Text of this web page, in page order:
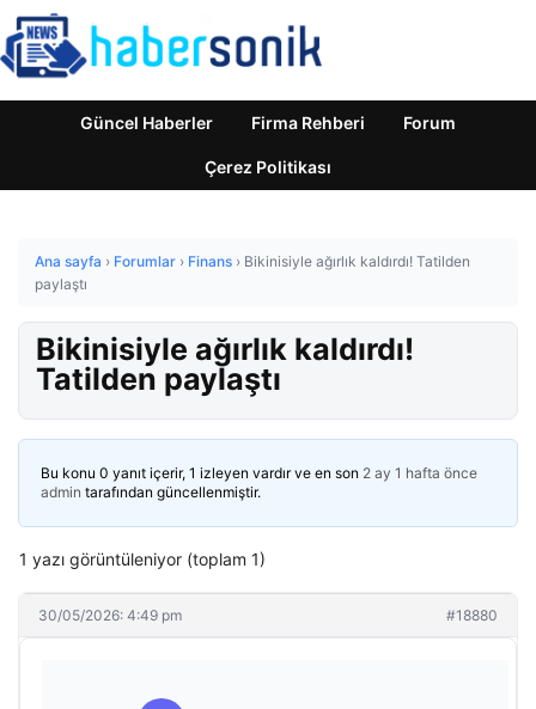
Güncel Haberler Firma Rehberi Forum
Çerez Politikası
Ana sayfa › Forumlar › Finans › Bikinisiyle ağırlık kaldırdı! Tatilden
paylaştı
Bikinisiyle ağırlık kaldırdı!
Tatilden paylaştı
Bu konu 0 yanıt içerir, 1 izleyen vardır ve en son 2 ay 1 hafta önce
admin tarafından güncellenmiştir.
1 yazı görüntüleniyor (toplam 1)
30/05/2026: 4:49 pm #18880